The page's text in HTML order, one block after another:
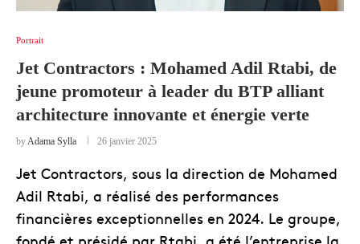
Portrait
Jet Contractors : Mohamed Adil Rtabi, de
jeune promoteur à leader du BTP alliant
architecture innovante et énergie verte
byAdama Sylla 26 janvier 2025
Jet Contractors, sous la direction de Mohamed
Adil Rtabi, a réalisé des performances
financières exceptionnelles en 2024. Le groupe,